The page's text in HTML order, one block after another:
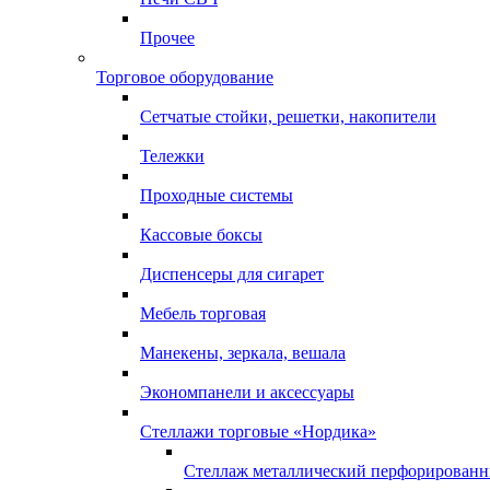
Прочее
Торговое оборудование
Сетчатые стойки, решетки, накопители
Тележки
Проходные системы
Кассовые боксы
Диспенсеры для сигарет
Мебель торговая
Манекены, зеркала, вешала
Экономпанели и аксессуары
Стеллажи торговые «Нордика»
Стеллаж металлический